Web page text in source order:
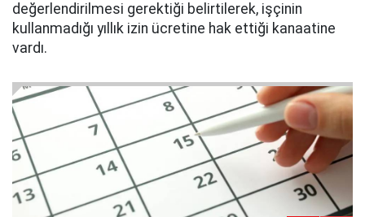
değerlendirilmesi gerektiği belirtilerek, işçinin
kullanmadığı yıllık izin ücretine hak ettiği kanaatine
vardı.